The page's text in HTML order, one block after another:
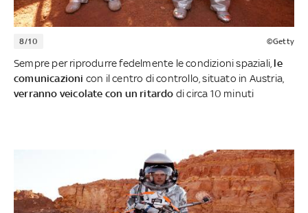
8/10 ©Getty
Sempre per riprodurre fedelmente le condizioni spaziali, le
comunicazioni con il centro di controllo, situato in Austria,
verranno veicolate con un ritardo di circa 10 minuti